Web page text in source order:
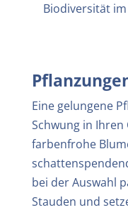
Biodiversität
Eine gelungene
Schwung in Ihren
farbenfrohe
bei der Auswahl
Stauden und